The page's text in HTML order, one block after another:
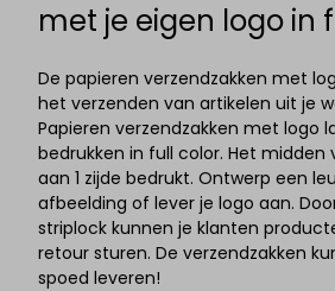
met je eigen logo in
De papieren verzendzakken met
het verzenden van artikelen uit je
Papieren verzendzakken met logo
bedrukken in full color. Het midden
aan 1 zijde bedrukt. Ontwerp een
afbeelding of lever je logo aan.
striplock kunnen je klanten
retour sturen. De verzendzakken
spoed leveren!